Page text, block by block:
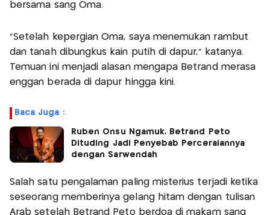
bersama sang Oma.
“Setelah kepergian Oma, saya menemukan rambut
dan tanah dibungkus kain putih di dapur,” katanya.
Temuan ini menjadi alasan mengapa Betrand merasa
enggan berada di dapur hingga kini.
Baca Juga :
Ruben Onsu Ngamuk, Betrand Peto
Dituding Jadi Penyebab Perceraiannya
dengan Sarwendah
Salah satu pengalaman paling misterius terjadi ketika
seseorang memberinya gelang hitam dengan tulisan
Arab setelah Betrand Peto berdoa di makam sang